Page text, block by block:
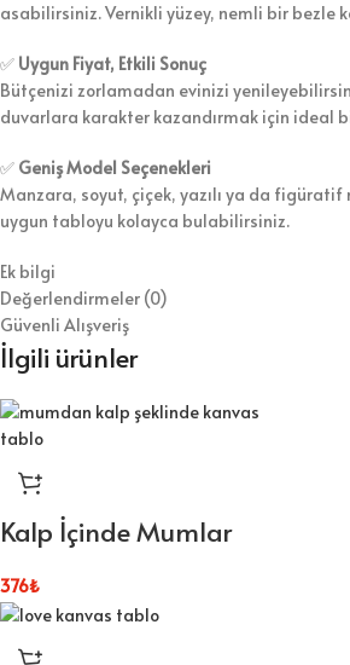
asabilirsiniz. Vernikli yüzey, nemli bir bezle
✅ Uygun Fiyat, Etkili Sonuç
Bütçenizi zorlamadan evinizi
duvarlara karakter kazandırmak için ideal
✅ Geniş Model Seçenekleri
Manzara, soyut, çiçek, yazılı ya da figüratif
uygun tabloyu kolayca bulabilirsiniz.
Ek bilgi
Değerlendirmeler (0)
Güvenli Alışveriş
İlgili ürünler
Kalp İçinde Mumlar
376₺